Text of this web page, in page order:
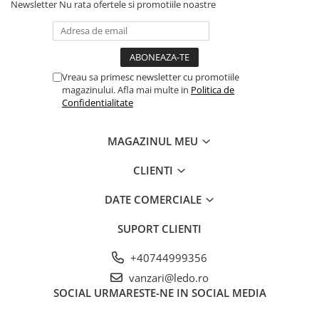
Newsletter Nu rata ofertele si promotiile noastre
Vreau sa primesc newsletter cu promotiile
magazinului. Afla mai multe in Politica de
Confidentialitate
MAGAZINUL MEU
CLIENTI
DATE COMERCIALE
SUPORT CLIENTI
+40744999356
vanzari@ledo.ro
SOCIAL URMARESTE-NE IN SOCIAL MEDIA